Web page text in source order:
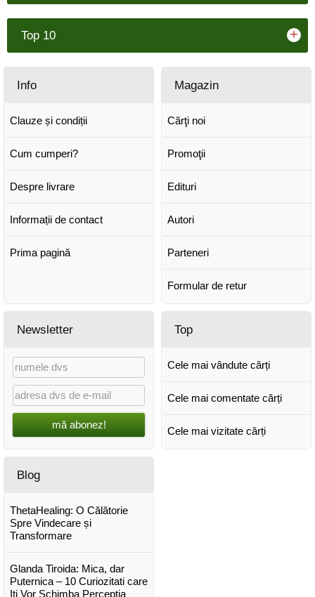
Top 10 +
Info
Clauze și condiții
Cum cumperi?
Despre livrare
Informații de contact
Prima pagină
Magazin
Cărţi noi
Promoţii
Edituri
Autori
Parteneri
Formular de retur
Newsletter
mă abonez!
Top
Cele mai vândute cărți
Cele mai comentate cărți
Cele mai vizitate cărți
Blog
ThetaHealing: O Călătorie
Spre Vindecare și
Transformare
Glanda Tiroida: Mica, dar
Puternica – 10 Curiozitati care
Iti Vor Schimba Perceptia